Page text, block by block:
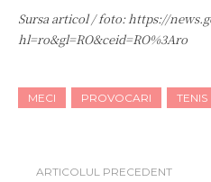
Sursa articol / foto: https://
hl=ro&gl=RO&ceid=RO%3Aro
MECI PROVOCARI TENIS
ARTICOLUL PRECEDENT